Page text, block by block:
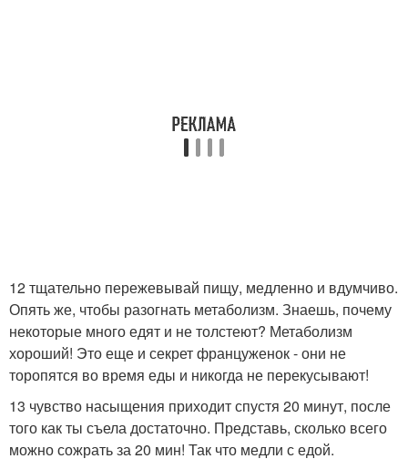
12 тщательно пережевывай пищу, медленно и вдумчиво.
Опять же, чтобы разогнать метаболизм. Знаешь, почему
некоторые много едят и не толстеют? Метаболизм
хороший! Это еще и секрет француженок - они не
торопятся во время еды и никогда не перекусывают!
13 чувство насыщения приходит спустя 20 минут, после
того как ты съела достаточно. Представь, сколько всего
можно сожрать за 20 мин! Так что медли с едой.